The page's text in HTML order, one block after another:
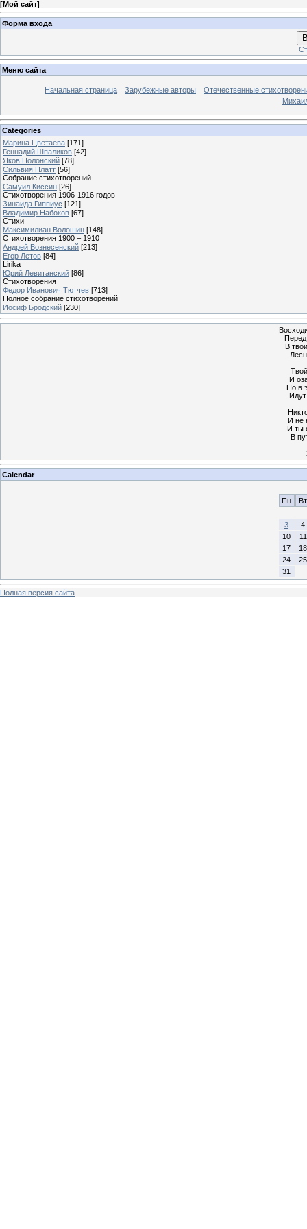
[Мой сайт]
Форма входа
Меню сайта
Начальная страница Зарубежные авторы
Отечественные
Categories
Марина Цветаева [171]
Геннадий Шпаликов [42]
Яков Полонский [78]
Сильвия Платт [56]
Собрание стихотворений
Самуил Киссин [26]
Стихотворения 1906-1916 годов
Зинаида Гиппиус [121]
Владимир Набоков [67]
Стихи
Максимилиан Волошин [148]
Стихотворения 1900 – 1910
Андрей Вознесенский [213]
Егор Летов [84]
Lirika
Юрий Левитанский [86]
Стихотворения
Федор Иванович Тютчев [713]
Полное собрание стихотворений
Иосиф Бродский [230]
Перед
В
И
Но в
И не
И ты
В
Calendar
Пн
Вт
3
4
10
11
17
18
24
25
31
Полная версия сайта